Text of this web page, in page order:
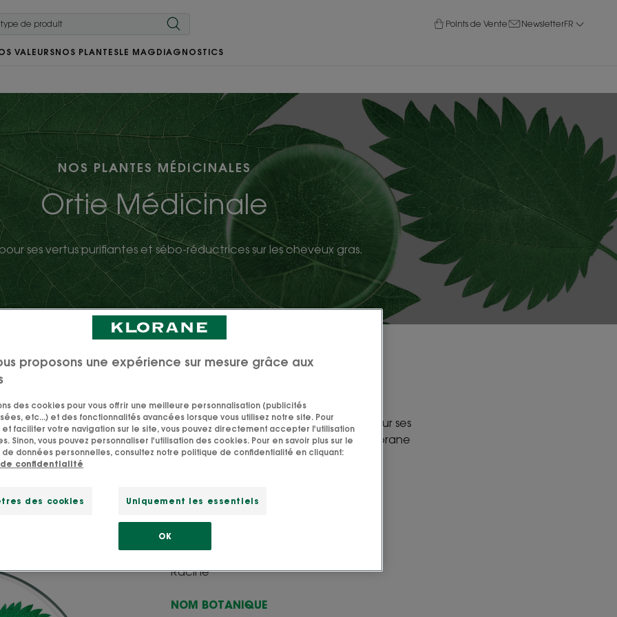
Points de Vente NewsletterFR
VALEURSNOS PLANTESLE MAG DIAGNOSTICS
NOS PLANTES MÉDICINALES
Ortie Médicinale
ses vertus purifiantes et sébo-réductrices sur les cheveux gras.
sous le nom d’Ortie figure dans la pharmacopée européenne pour ses
et revitalisante. La racine sèche de l’ortie est utilisée par Klorane
spécifiquement pour les cheveux gras.
NOM D’USAGE
Grande ortie
PARTIE UTILISEE
Racine
NOM BOTANIQUE
proposons une expérience sur mesure grâce aux
des cookies pour vous offrir une meilleure personnalisation (publicités
etc...) et des fonctionnalités avancées lorsque vous utilisez notre site. Pour
et faciliter votre navigation sur le site, vous pouvez directement accepter l'utilisation
Sinon, vous pouvez personnaliser l'utilisation des cookies. Pour en savoir plus sur le
données personnelles, consultez notre politique de confidentialité en cliquant:
confidentialité
des cookies Uniquement les essentiels
OK